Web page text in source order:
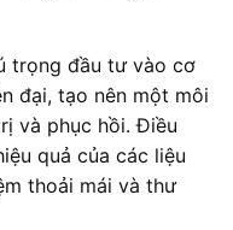
trọng đầu tư vào cơ
đại, tạo nên một môi
và phục hồi. Điều
quả của các liệu
thoải mái và thư